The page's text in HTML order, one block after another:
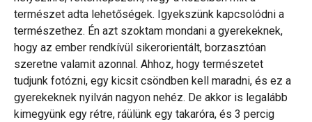
természet adta lehetőségek. Igyekszünk kapcsolódni a
természethez. Én azt szoktam mondani a gyerekeknek,
hogy az ember rendkívül sikerorientált, borzasztóan
szeretne valamit azonnal. Ahhoz, hogy természetet
tudjunk fotózni, egy kicsit csöndben kell maradni, és ez a
gyerekeknek nyilván nagyon nehéz. De akkor is legalább
kimegyünk egy rétre, ráülünk egy takaróra, és 3 percig